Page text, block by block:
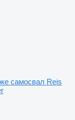
самосвал Reis